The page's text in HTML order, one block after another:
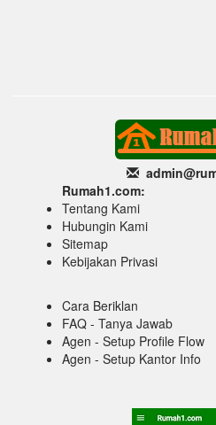
Rumah1.com:
Tentang Kami
Hubungin Kami
Sitemap
Kebijakan Privasi
Cara Beriklan
FAQ - Tanya Jawab
Agen - Setup Profile Flow
Agen - Setup Kantor Info